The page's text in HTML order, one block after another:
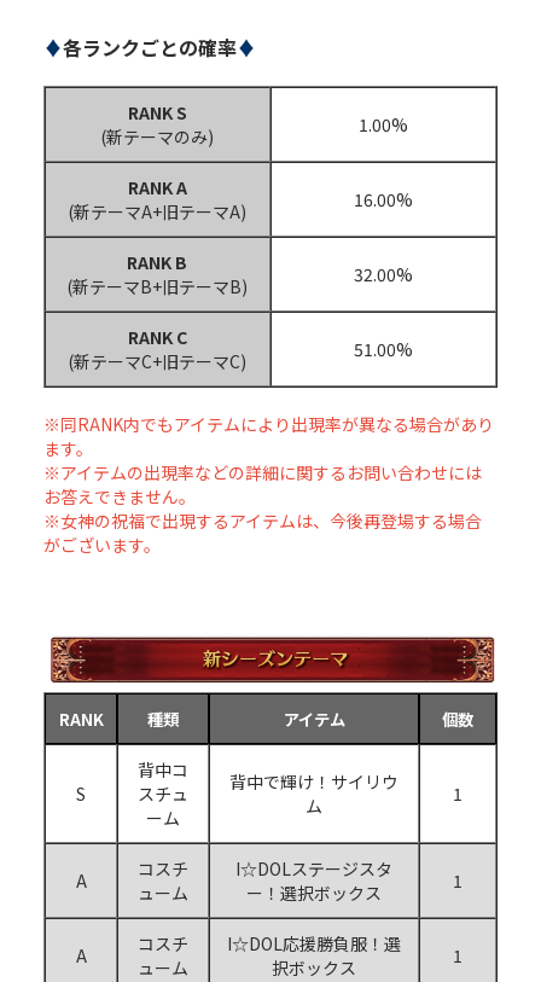
♦各ランクごとの確率♦
RANK S
(新テーマのみ)
1.00%
RANK A
(新テーマA+旧テーマA)
16.00%
RANK B
(新テーマB+旧テーマB)
32.00%
RANK C
(新テーマC+旧テーマC)
51.00%
※同RANK内でもアイテムにより出現率が異なる場合があり
ます。
※アイテムの出現率などの詳細に関するお問い合わせには
お答えできません。
※女神の祝福で出現するアイテムは、今後再登場する場合
がございます。
RANK 種類 アイテム 個数
S
背中コ
スチュ
ーム
背中で輝け！サイリウ
ム
1
A
コスチ
ューム
I☆DOLステージスタ
ー！選択ボックス
1
A
コスチ
ューム
I☆DOL応援勝負服！選
択ボックス
1